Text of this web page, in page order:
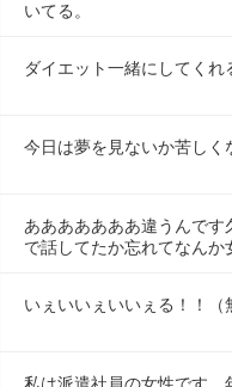
いてる。
ダイエット一緒にしてく
今日は夢を見ないか苦しく
あああああああ違うんで
で話してたか忘れてなんか
いぇいいぇいいぇる！！（